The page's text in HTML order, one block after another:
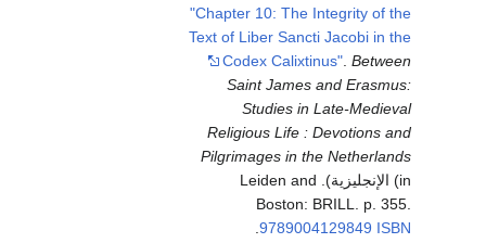
"Chapter 10: The Integrity of the
Text of Liber Sancti Jacobi in the
Codex Calixtinus".Between
Saint James and Erasmus:
Studies in Late-Medieval
Religious Life : Devotions and
Pilgrimages in the Netherlands
(in الإنجليزية). Leiden and
Boston: BRILL. p. 355.
ISBN
9789004129849
.